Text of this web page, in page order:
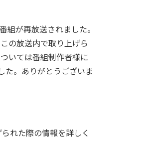
組が再放送されました。
の放送内で取り上げら
いては番組制作者様に
た。ありがとうございま
れた際の情報を詳しく